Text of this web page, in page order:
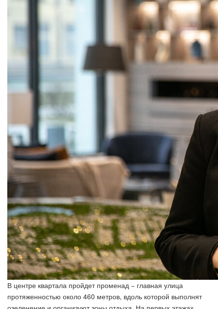
В центре квартала пройдет променад − главная улица
протяженностью около 460 метров, вдоль которой выполнят